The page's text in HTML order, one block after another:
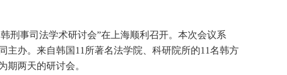
刑事司法学术研讨会”在上海顺利召开。本次会议系
主办。来自韩国11所著名法学院、科研院所的11名韩方
期两天的研讨会。